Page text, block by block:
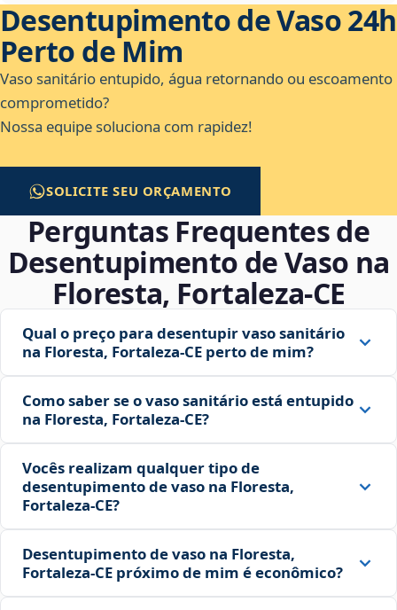
Desentupimento de Vaso 24h
Perto de Mim
Vaso sanitário entupido, água retornando ou escoamento
comprometido?
Nossa equipe soluciona com rapidez!
SOLICITE SEU ORÇAMENTO
Perguntas Frequentes de
Desentupimento de Vaso na
Floresta, Fortaleza‑CE
Qual o preço para desentupir vaso sanitário
na Floresta, Fortaleza‑CE perto de mim?
Como saber se o vaso sanitário está entupido
na Floresta, Fortaleza‑CE?
Vocês realizam qualquer tipo de
desentupimento de vaso na Floresta,
Fortaleza‑CE?
Desentupimento de vaso na Floresta,
Fortaleza‑CE próximo de mim é econômico?